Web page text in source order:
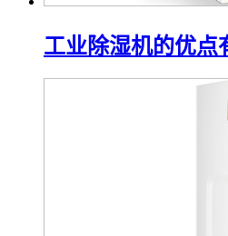
工业除湿机的优点